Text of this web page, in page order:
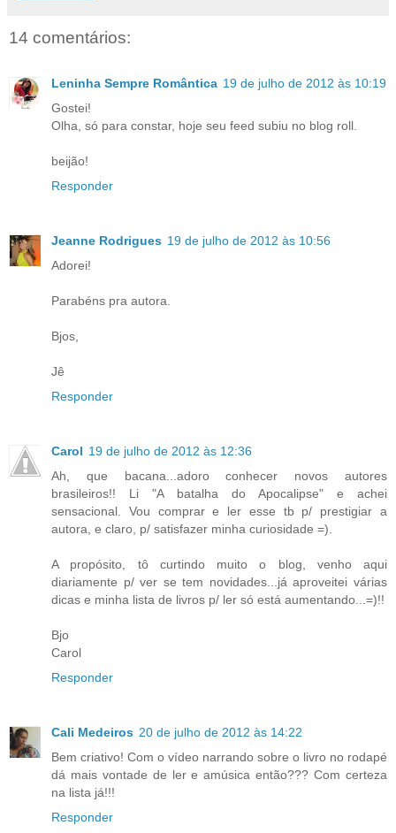
14 comentários:
Leninha Sempre Romântica 19 de julho de 2012 às 10:19
Gostei!
Olha, só para constar, hoje seu feed subiu no blog roll.
beijão!
Responder
Jeanne Rodrigues 19 de julho de 2012 às 10:56
Adorei!
Parabéns pra autora.
Bjos,
Jê
Responder
Carol 19 de julho de 2012 às 12:36
Ah, que bacana...adoro conhecer novos autores
brasileiros!! Li "A batalha do Apocalipse" e achei
sensacional. Vou comprar e ler esse tb p/ prestigiar a
autora, e claro, p/ satisfazer minha curiosidade =).
A propósito, tô curtindo muito o blog, venho aqui
diariamente p/ ver se tem novidades...já aproveitei várias
dicas e minha lista de livros p/ ler só está aumentando...=)!!
Bjo
Carol
Responder
Cali Medeiros 20 de julho de 2012 às 14:22
Bem criativo! Com o vídeo narrando sobre o livro no rodapé
dá mais vontade de ler e amúsica então??? Com certeza
na lista já!!!
Responder